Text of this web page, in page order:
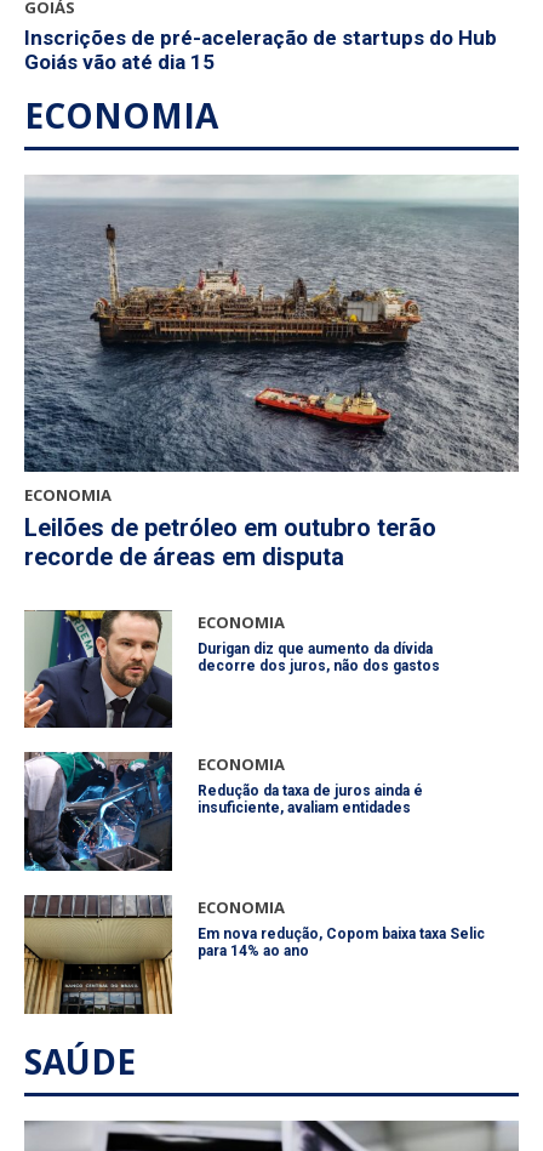
GOIÁS
Inscrições de pré-aceleração de startups do Hub
Goiás vão até dia 15
ECONOMIA
ECONOMIA
Leilões de petróleo em outubro terão
recorde de áreas em disputa
ECONOMIA
Durigan diz que aumento da dívida
decorre dos juros, não dos gastos
ECONOMIA
Redução da taxa de juros ainda é
insuficiente, avaliam entidades
ECONOMIA
Em nova redução, Copom baixa taxa Selic
para 14% ao ano
SAÚDE